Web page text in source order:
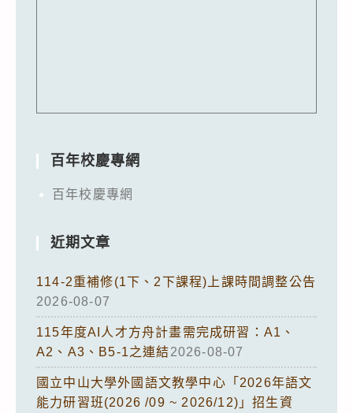
百年校慶專網
百年校慶專網
近期文章
114-2重補修(1下、2下課程)上課時間調整公告
2026-08-07
115年度AI人才方舟計畫需完成研習：A1、
A2、A3、B5-1之連結2026-08-07
國立中山大學外國語文教學中心「2026年語文
能力研習班(2026 /09 ~ 2026/12)」招生資